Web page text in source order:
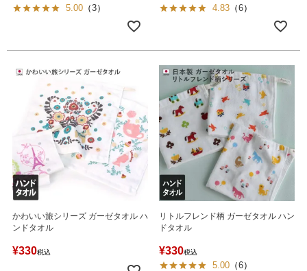
5.00 （3） 4.83 （6）
かわいい旅シリーズ ガーゼタオル ハ
ンドタオル
¥330税込
リトルフレンド柄 ガーゼタオル ハン
ドタオル
¥330税込
5.00 （6）